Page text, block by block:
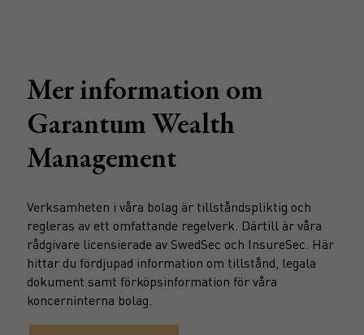
Mer information om
Garantum Wealth
Management
Verksamheten i våra bolag är tillståndspliktig och
regleras av ett omfattande regelverk. Därtill är våra
rådgivare licensierade av SwedSec och InsureSec. Här
hittar du fördjupad information om tillstånd, legala
dokument samt förköpsinformation för våra
koncerninterna bolag.